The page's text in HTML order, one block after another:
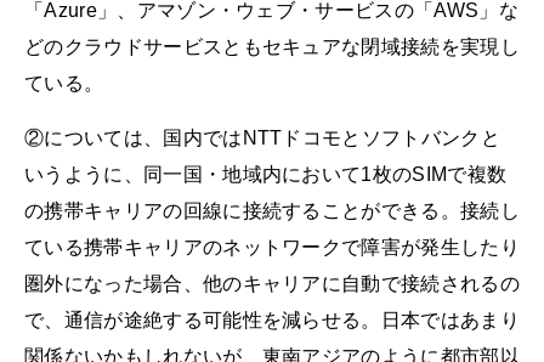
「Azure」、アマゾン・ウェブ・サービスの「AWS」な
どのクラウドサービスともセキュアな閉域接続を実現し
ている。
②については、国内ではNTTドコモとソフトバンクと
いうように、同一国・地域内において1枚のSIMで複数
の携帯キャリアの回線に接続することができる。接続し
ている携帯キャリアのネットワークで障害が発生したり
圏外になった場合、他のキャリアに自動で接続されるの
で、通信が途絶する可能性を減らせる。日本ではあまり
関係ないかもしれないが、東南アジアのように都市部以